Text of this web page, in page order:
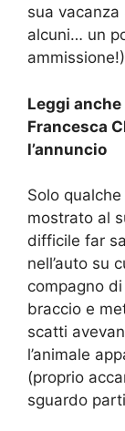
sua
alcuni… un
Leggi anche
Francesca
l’annuncio
Solo
mostrato al
difficile far
nell’auto su
compagno
braccio e
scatti
l’animale
(proprio
sguardo